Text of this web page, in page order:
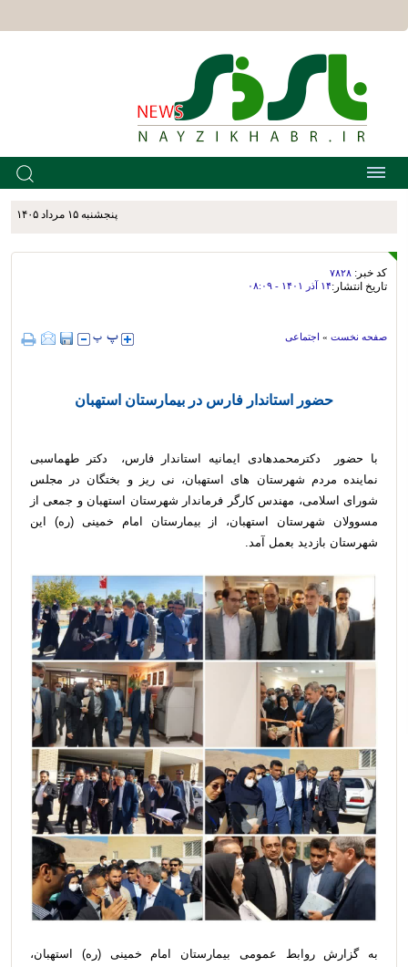
پنجشنبه ۱۵ مرداد ۱۴۰۵
کد خبر: ۷۸۲۸
تاریخ انتشار:۱۴ آذر ۱۴۰۱ - ۰۸:۰۹
صفحه نخست » اجتماعی
حضور استاندار فارس در بیمارستان استهبان
با حضور دکترمحمدهادی ایمانیه استاندار فارس، دکتر طهماسبی
نماینده مردم شهرستان های استهبان، نی ریز و بختگان در مجلس
شورای اسلامی، مهندس کارگر فرماندار شهرستان استهبان و جمعی از
مسوولان شهرستان استهبان، از بیمارستان امام خمینی (ره) این
شهرستان بازدید بعمل آمد.
به گزارش روابط عمومی بیمارستان امام خمینی (ره) استهبان،